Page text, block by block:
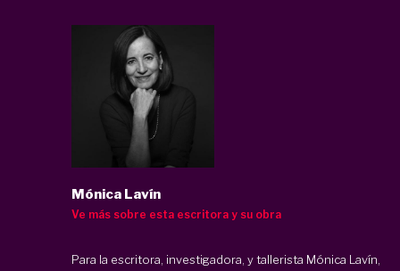
Mónica Lavín
Ve más sobre esta escritora y su obra
Para la escritora, investigadora, y tallerista Mónica Lavín,